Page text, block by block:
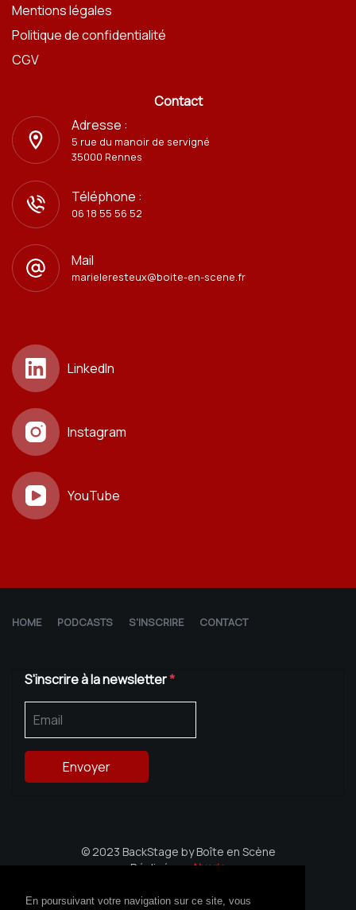
En poursuivant votre navigation sur ce site, vous
Mentions légales
Politique de confidentialité
CGV
Contact
Adresse :
5 rue du manoir de servigné
35000 Rennes
Téléphone :
06 18 55 56 52
Mail
marieleresteux@boite-en-scene.fr
LinkedIn
Instagram
YouTube
HOME PODCASTS S'INSCRIRE CONTACT
S'inscrire à la newsletter*
© 2023 BackStage by Boîte en Scène
Réalisé parAlvaria